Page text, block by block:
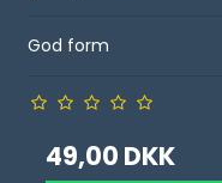
God form
49,00 DKK